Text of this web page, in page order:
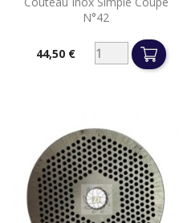
N°42
Prix44,50 €